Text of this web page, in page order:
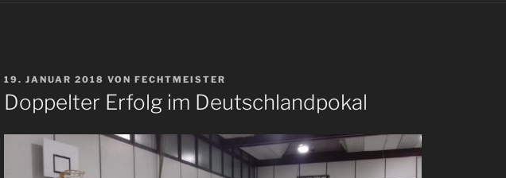
VERÖFFENTLICHT
AM
19. JANUAR 2018 VON FECHTMEISTER
Doppelter Erfolg im Deutschlandpokal